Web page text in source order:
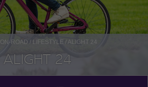
ON-ROAD / LIFESTYLE / ALIGHT 24
ALIGHT 24